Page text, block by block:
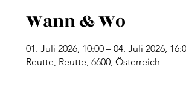
Wann & Wo
01. Juli 2026, 10:00 – 04. Juli 2026,
Reutte, Reutte, 6600, Österreich